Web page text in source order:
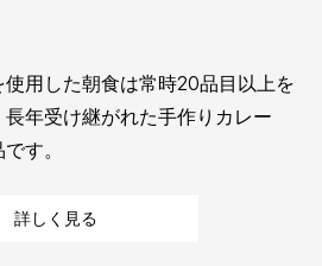
用した朝食は常時20品目以上を
年受け継がれた手作りカレー
す。
詳しく見る